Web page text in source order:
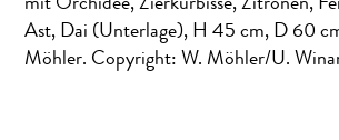
mit Orchidee, Zierkürbisse, Zitronen,
Ast, Dai (Unterlage), H 45 cm, D 60
Möhler. Copyright: W. Möhler/U.